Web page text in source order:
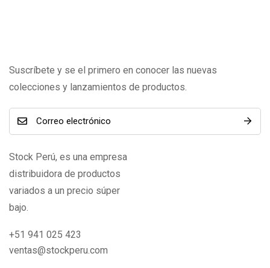
Suscríbete y se el primero en conocer las nuevas
colecciones y lanzamientos de productos.
Stock Perú, es una empresa
distribuidora de productos
variados a un precio súper
bajo.
+51 941 025 423
ventas@stockperu.com